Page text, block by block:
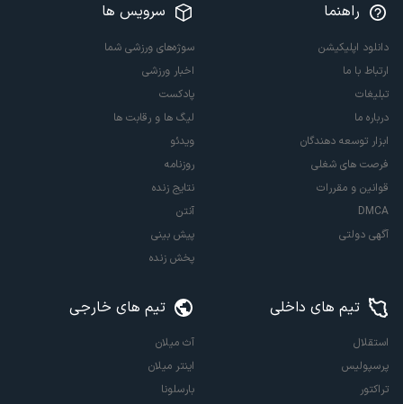
راهنما
دانلود اپلیکیشن
ارتباط با ما
تبلیغات
درباره ما
ابزار توسعه دهندگان
فرصت های شغلی
قوانین و مقررات
DMCA
آگهی دولتی
سرویس ها
سوژه‌های ورزشی شما
اخبار ورزشی
پادکست
لیگ ها و رقابت ها
ویدئو
روزنامه
نتایج زنده
آنتن
پیش بینی
پخش زنده
تیم های داخلی
استقلال
پرسپولیس
تراکتور
تیم های خارجی
آث میلان
اینتر میلان
بارسلونا